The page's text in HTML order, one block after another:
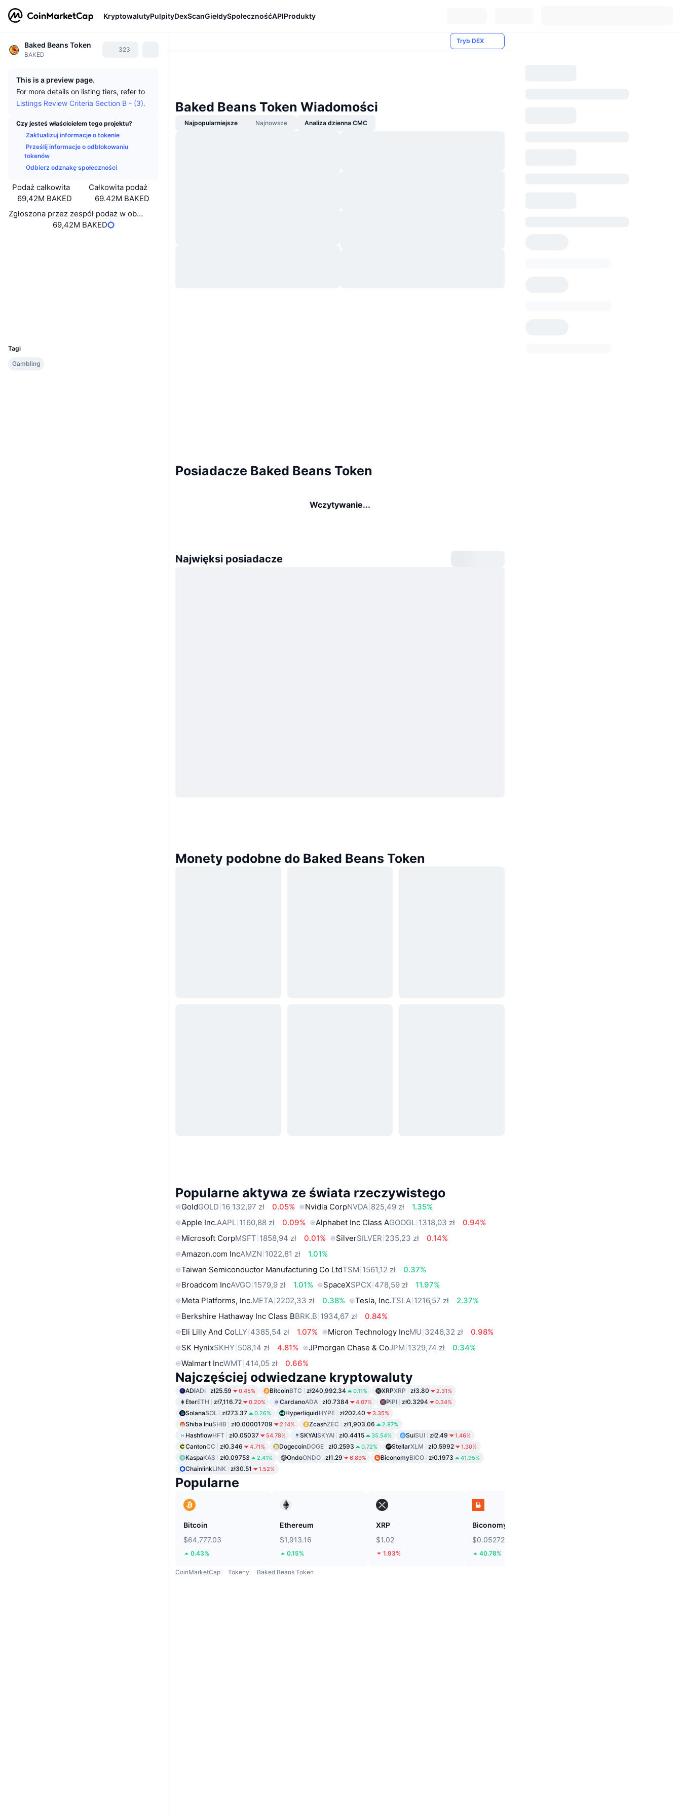
KryptowalutyPulpityDexScanGiełdySpołecznośćAPIProdukty
Baked Beans Token
BAKED
323
This is a preview page.
For more details on listing tiers, refer to
Listings Review Criteria Section B - (3).
Czy jesteś właścicielem tego projektu?
Zaktualizuj informacje o tokenie
Prześlij informacje o odblokowaniu
tokenów
Odbierz odznakę społeczności
Podaż całkowita
69,42M BAKED
Całkowita podaż
69.42M BAKED
Zgłoszona przez zespół podaż w obiegu
69,42M BAKED
Tagi
Gambling
Tryb DEX
Baked Beans Token Wiadomości
Najpopularniejsze Najnowsze Analiza dzienna CMC
Posiadacze Baked Beans Token
Wczytywanie...
Najwięksi posiadacze
Monety podobne do Baked Beans Token
Popularne aktywa ze świata rzeczywistego
GoldGOLD 16 132,97 zł 0.05% Nvidia CorpNVDA 825,49 zł
1.35%
Apple Inc.AAPL 1160,88 zł 0.09% Alphabet Inc Class AGOOGL 1318,03 zł
0.94%
Microsoft CorpMSFT 1858,94 zł 0.01% SilverSILVER 235,23 zł
0.14%
Amazon.com IncAMZN 1022,81 zł
1.01%
Taiwan Semiconductor Manufacturing Co LtdTSM 1561,12 zł
0.37%
Broadcom IncAVGO 1579,9 zł 1.01% SpaceXSPCX 478,59 zł
11.97%
Meta Platforms, Inc.META 2202,33 zł 0.38% Tesla, Inc.TSLA 1216,57 zł
2.37%
Berkshire Hathaway Inc Class BBRK.B 1934,67 zł
0.84%
Eli Lilly And CoLLY 4385,54 zł 1.07% Micron Technology IncMU 3246,32 zł
0.98%
SK HynixSKHY 508,14 zł 4.81% JPmorgan Chase & CoJPM 1329,74 zł
0.34%
Walmart IncWMT 414,05 zł 0.66%
Najczęściej odwiedzane kryptowaluty
ADIADI zł25.59 0.45% BitcoinBTC zł240,992.34 0.11% XRPXRP zł3.80 2.31%
EterETH zł7,116.72 0.20% CardanoADA zł0.7384 4.07% PiPI zł0.3294 0.34%
SolanaSOL zł273.37 0.26% HyperliquidHYPE zł202.40 3.35%
Shiba InuSHIB zł0.00001709 2.14% ZcashZEC zł1,903.06 2.87%
HashflowHFT zł0.05037 54.78% SKYAISKYAI zł0.4415 35.54% SuiSUI zł2.49 1.46%
CantonCC zł0.346 4.71% DogecoinDOGE zł0.2593 0.72% StellarXLM zł0.5992 1.30%
KaspaKAS zł0.09753 2.41% OndoONDO zł1.29 6.89% BiconomyBICO zł0.1973 41.95%
ChainlinkLINK zł30.51 1.52%
Popularne
Bitcoin
$64,777.03
0.43%
Ethereum
$1,913.16
0.15%
XRP
$1.02
1.93%
Biconomy
$0.05272
40.78%
CoinMarketCap Tokeny Baked Beans Token